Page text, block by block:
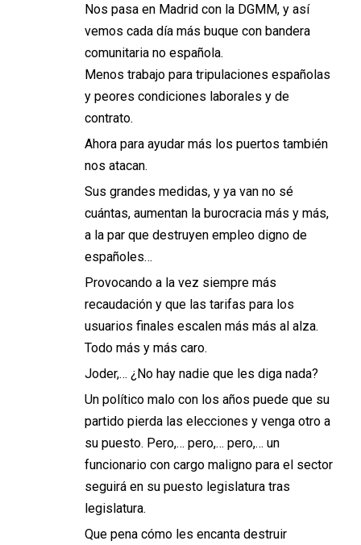
Nos pasa en Madrid con la DGMM, y así
vemos cada día más buque con bandera
comunitaria no española.
Menos trabajo para tripulaciones españolas
y peores condiciones laborales y de
contrato.
Ahora para ayudar más los puertos también
nos atacan.
Sus grandes medidas, y ya van no sé
cuántas, aumentan la burocracia más y más,
a la par que destruyen empleo digno de
españoles…
Provocando a la vez siempre más
recaudación y que las tarifas para los
usuarios finales escalen más más al alza.
Todo más y más caro.
Joder,… ¿No hay nadie que les diga nada?
Un político malo con los años puede que su
partido pierda las elecciones y venga otro a
su puesto. Pero,… pero,… pero,… un
funcionario con cargo maligno para el sector
seguirá en su puesto legislatura tras
legislatura.
Que pena cómo les encanta destruir